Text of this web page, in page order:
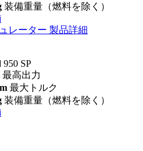
装備重量（燃料を除く）
レーター 製品詳細
950 SP
最高出力
最大トルク
装備重量（燃料を除く）